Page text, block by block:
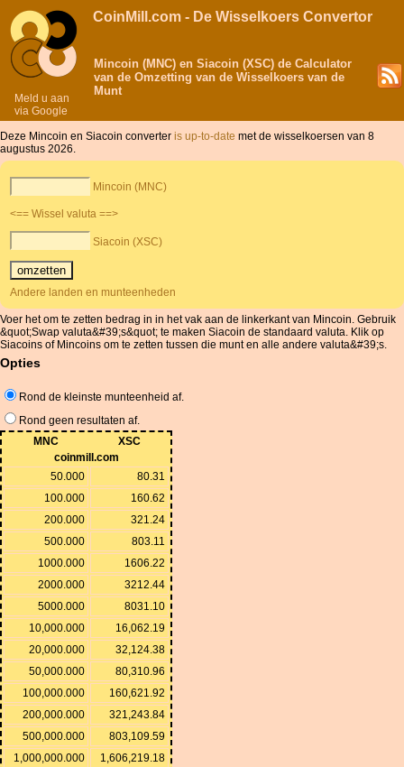
Meld u aan
via Google
CoinMill.com - De Wisselkoers Convertor
Mincoin (MNC) en Siacoin (XSC) de Calculator
van de Omzetting van de Wisselkoers van de
Munt
Deze Mincoin en Siacoin converter is up-to-date met de wisselkoersen van 8
augustus 2026.
Mincoin (MNC)
<== Wissel valuta ==>
Siacoin (XSC)
Andere landen en munteenheden
Voer het om te zetten bedrag in in het vak aan de linkerkant van Mincoin. Gebruik
&quot;Swap valuta&#39;s&quot; te maken Siacoin de standaard valuta. Klik op
Siacoins of Mincoins om te zetten tussen die munt en alle andere valuta&#39;s.
Opties
Rond de kleinste munteenheid af.
Rond geen resultaten af.
MNC
XSC
coinmill.com
50.000
80.31
100.000
160.62
200.000
321.24
500.000
803.11
1000.000
1606.22
2000.000
3212.44
5000.000
8031.10
10,000.000
16,062.19
20,000.000
32,124.38
50,000.000
80,310.96
100,000.000
160,621.92
200,000.000
321,243.84
500,000.000
803,109.59
1,000,000.000
1,606,219.18